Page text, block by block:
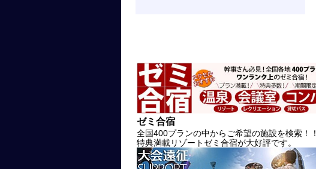
ゼミ合宿
全国400プランの中からご希望の施設を検索！！
特典満載リゾートゼミ合宿が大好評です。